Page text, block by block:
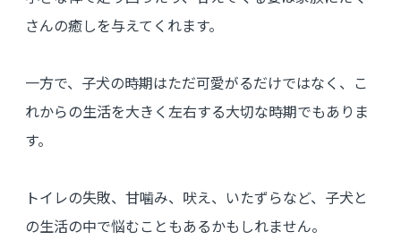
さんの癒しを与えてくれます。
一方で、子犬の時期はただ可愛がるだけではなく、こ
れからの生活を大きく左右する大切な時期でもありま
す。
トイレの失敗、甘噛み、吠え、いたずらなど、子犬と
の生活の中で悩むこともあるかもしれません。